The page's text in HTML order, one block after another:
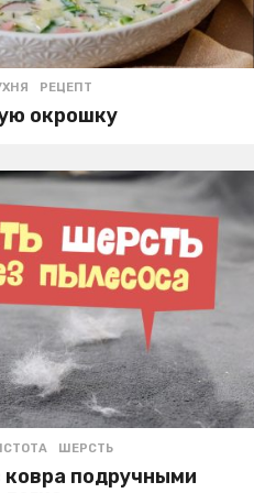
,РЕЦЕПТ
окрошку
,ШЕРСТЬ
ковра подручными